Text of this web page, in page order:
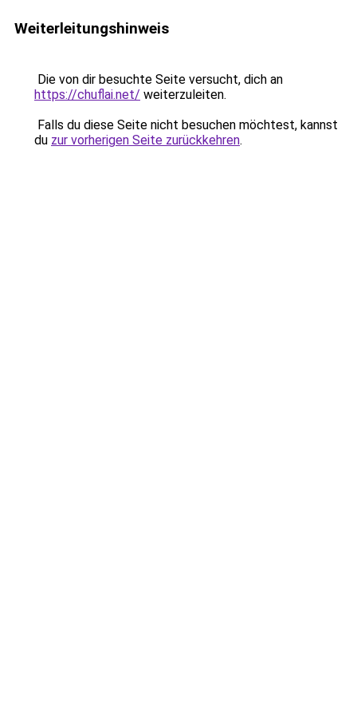
Weiterleitungshinweis
Die von dir besuchte Seite versucht, dich an
https://chuflai.net/ weiterzuleiten.
Falls du diese Seite nicht besuchen möchtest, kannst
du zur vorherigen Seite zurückkehren.